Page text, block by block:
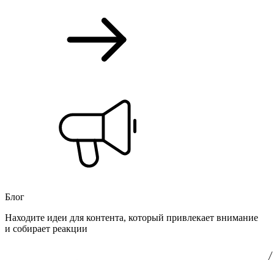
Блог
Находите идеи для контента, который привлекает внимание
и собирает реакции